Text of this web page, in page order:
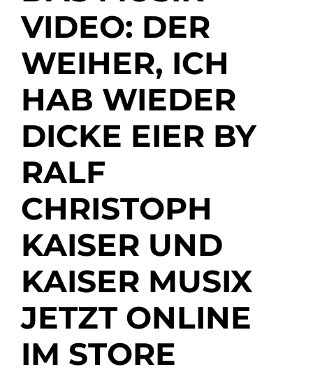
VIDEO: DER
WEIHER, ICH
HAB WIEDER
DICKE EIER BY
RALF
CHRISTOPH
KAISER UND
KAISER MUSIX
JETZT ONLINE
IM STORE